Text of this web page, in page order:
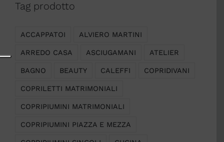
Tag prodotto
ACCAPPATOI ALVIERO MARTINI
ARREDO CASA ASCIUGAMANI ATELIER
BAGNO BEAUTY CALEFFI COPRIDIVANI
COPRILETTI MATRIMONIALI
COPRIPIUMINI MATRIMONIALI
COPRIPIUMINI PIAZZA E MEZZA